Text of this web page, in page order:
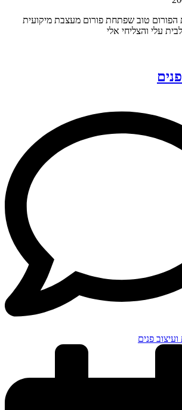
הפורום טוב שפתחת פורום מעצבת מיקועית
עלי והצליחי אלי
פנים